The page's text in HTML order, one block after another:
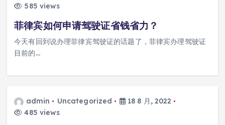
585 views
菲律宾如何申请驾驶证省钱省力？
今天有回到说办理菲律宾驾驶证的话题了，菲律宾办理驾驶证
目前的…
admin Uncategorized
18 8 月, 2022
485 views